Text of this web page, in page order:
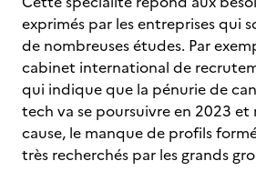
exprimés par les entreprises qui
de nombreuses études. Par
cabinet international de
qui indique que la pénurie de
tech va se poursuivre en 2023 et
cause, le manque de profils
très recherchés par les grands